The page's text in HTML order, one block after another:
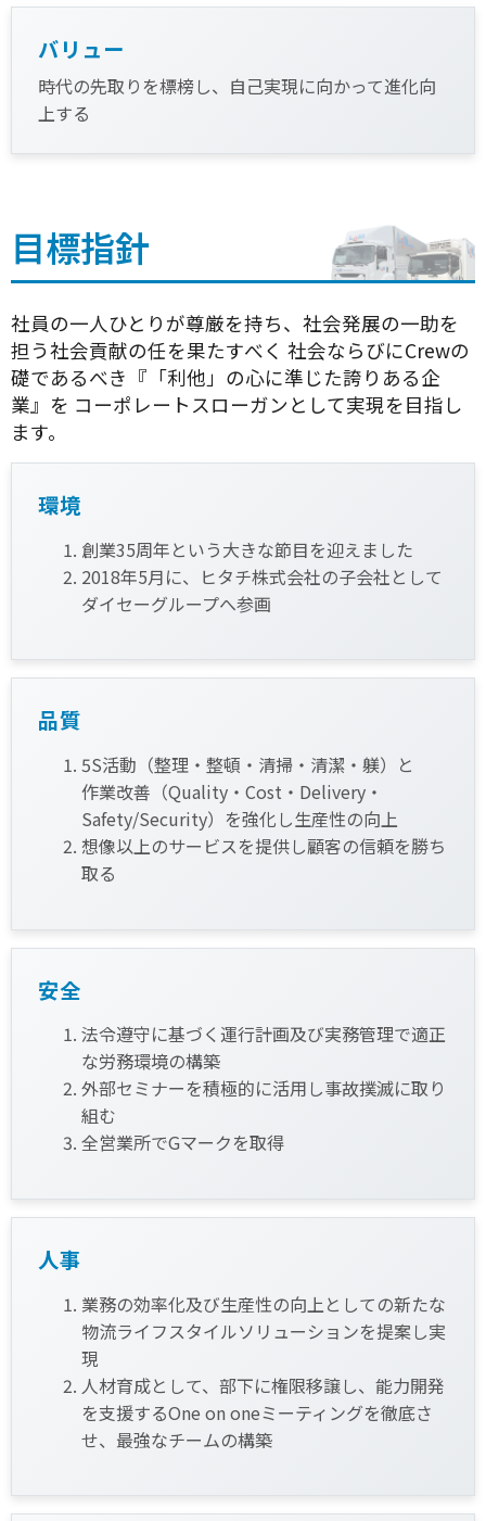
バリュー
時代の先取りを標榜し、自己実現に向かって進化向
上する
目標指針
社員の一人ひとりが尊厳を持ち、社会発展の一助を
担う社会貢献の任を果たすべく 社会ならびにCrewの
礎であるべき『「利他」の心に準じた誇りある企
業』を コーポレートスローガンとして実現を目指し
ます。
環境
創業35周年という大きな節目を迎えました
2018年5月に、ヒタチ株式会社の子会社として
ダイセーグループへ参画
品質
5S活動（整理・整頓・清掃・清潔・躾）と
作業改善（Quality・Cost・Delivery・
Safety/Security）を強化し生産性の向上
想像以上のサービスを提供し顧客の信頼を勝ち
取る
安全
法令遵守に基づく運行計画及び実務管理で適正
な労務環境の構築
外部セミナーを積極的に活用し事故撲滅に取り
組む
全営業所でGマークを取得
人事
業務の効率化及び生産性の向上としての新たな
物流ライフスタイルソリューションを提案し実
現
人材育成として、部下に権限移譲し、能力開発
を支援するOne on oneミーティングを徹底さ
せ、最強なチームの構築